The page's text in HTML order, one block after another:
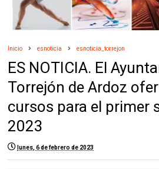
Inicio esnoticia esnoticia_torrejon
ES NOTICIA. El
Torrejón de Ardoz
cursos para el primer
2023
lunes, 6 de febrero de 2023